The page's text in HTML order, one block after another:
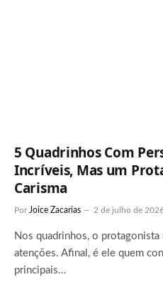
5 Quadrinhos Com
Incríveis, Mas um
Carisma
Por Joice Zacarias 2 de julho de
Nos quadrinhos, o
atenções. Afinal, é ele quem
principais…